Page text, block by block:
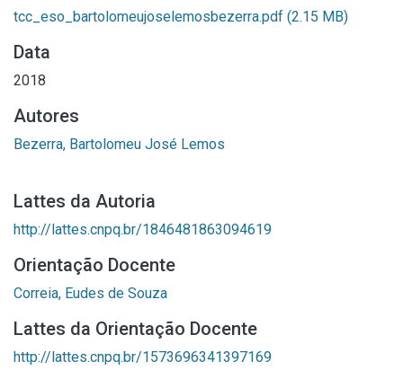
tcc_eso_bartolomeujoselemosbezerra.pdf (2.15 MB)
Data
2018
Autores
Bezerra, Bartolomeu José Lemos
Lattes da Autoria
http://lattes.cnpq.br/1846481863094619
Orientação Docente
Correia, Eudes de Souza
Lattes da Orientação Docente
http://lattes.cnpq.br/1573696341397169